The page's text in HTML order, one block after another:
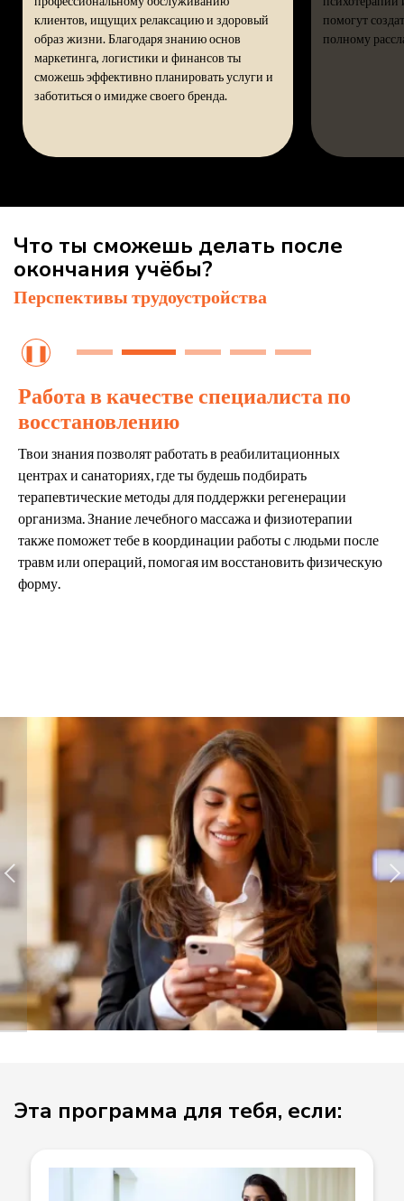
клиентов, ищущих релаксацию и здоровый
образ жизни. Благодаря знанию основ
маркетинга, логистики и финансов ты
сможешь эффективно планировать услуги и
заботиться о имидже своего бренда.
помогут
полному
Что ты сможешь делать после
окончания учёбы?
Перспективы трудоустройства
Работа в качестве специалиста по
восстановлению
Твои знания позволят работать в реабилитационных
центрах и санаториях, где ты будешь подбирать
терапевтические методы для поддержки регенерации
организма. Знание лечебного массажа и физиотерапии
также поможет тебе в координации работы с людьми после
травм или операций, помогая им восстановить физическую
форму.
❚❚
Эта программа для тебя, если: